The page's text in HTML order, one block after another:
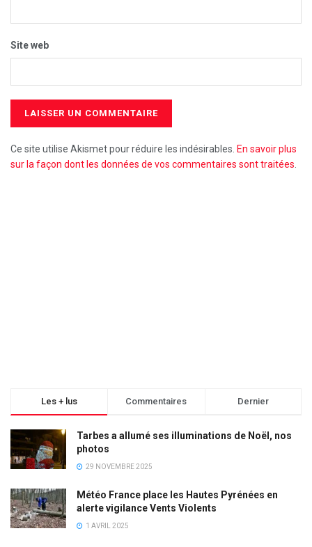
Site web
Ce site utilise Akismet pour réduire les indésirables. En savoir plus
sur la façon dont les données de vos commentaires sont traitées.
Les + lus Commentaires Dernier
Tarbes a allumé ses illuminations de Noël, nos
photos
29 NOVEMBRE 2025
Météo France place les Hautes Pyrénées en
alerte vigilance Vents Violents
1 AVRIL 2025